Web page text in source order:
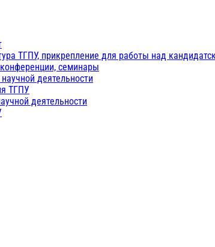
ТГПУ, прикрепление для работы над
семинары
деятельности
ТГПУ
деятельности